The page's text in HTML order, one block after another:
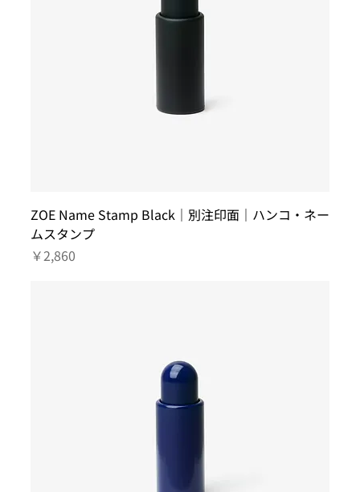
ZOE Name Stamp Black｜別注印面｜ハンコ・ネー
ムスタンプ
価格
￥2,860